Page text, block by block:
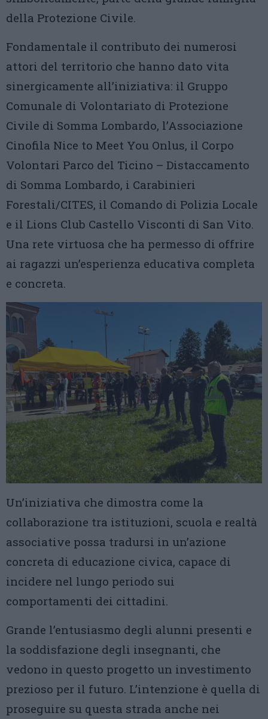
della Protezione Civile.
Fondamentale il contributo dei numerosi
attori del territorio che hanno dato vita
sinergicamente all’iniziativa: il Gruppo
Comunale di Volontariato di Protezione
Civile di Somma Lombardo, l’Associazione
Cinofila Nice to Meet You Onlus, il Corpo
Volontari Parco del Ticino – Distaccamento
di Somma Lombardo, i Carabinieri
Forestali/CITES, il Comando di Polizia Locale
e il Lions Club Castello Visconti di San Vito.
Una rete virtuosa che ha permesso di offrire
ai ragazzi un’esperienza educativa completa
e concreta.
Un’iniziativa che dimostra come la
collaborazione tra istituzioni, scuola e realtà
associative possa tradursi in un’azione
concreta di educazione civica, capace di
incidere nel lungo periodo sui
comportamenti dei cittadini.
Grande l’entusiasmo degli alunni presenti e
la soddisfazione degli insegnanti, che
vedono in questo progetto un investimento
prezioso per il futuro. L’intenzione è quella di
proseguire su questa strada anche nei